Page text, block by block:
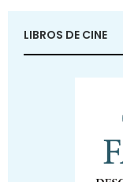
LIBROS DE CINE